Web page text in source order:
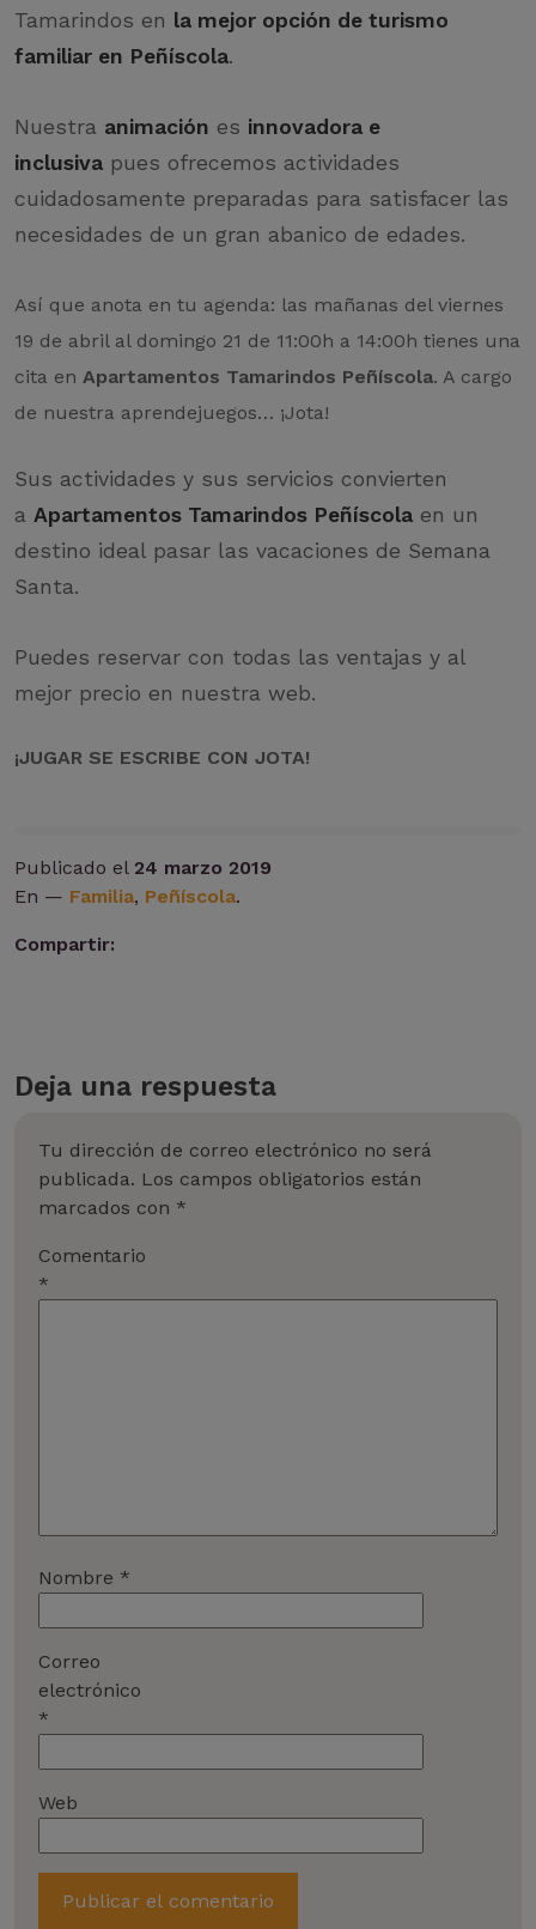
Tamarindos en la mejor opción de turismo
familiar en Peñíscola.
Nuestra animación es innovadora e
inclusiva pues ofrecemos actividades
cuidadosamente preparadas para satisfacer las
necesidades de un gran abanico de edades.
Así que anota en tu agenda: las mañanas del viernes
19 de abril al domingo 21 de 11:00h a 14:00h tienes una
cita en Apartamentos Tamarindos Peñíscola. A cargo
de nuestra aprendejuegos… ¡Jota!
Sus actividades y sus servicios convierten
a Apartamentos Tamarindos Peñíscola en un
destino ideal pasar las vacaciones de Semana
Santa.
Puedes reservar con todas las ventajas y al
mejor precio en nuestra web.
¡JUGAR SE ESCRIBE CON JOTA!
Publicado el 24 marzo 2019
En — Familia, Peñíscola.
Compartir:
Deja una respuesta
Tu dirección de correo electrónico no será
publicada. Los campos obligatorios están
marcados con *
Comentario
*
Nombre *
Correo
electrónico
*
Web